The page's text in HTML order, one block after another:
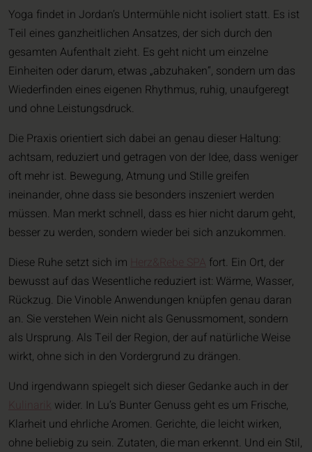
Yoga findet in Jordan’s Untermühle nicht isoliert statt. Es ist
Teil eines ganzheitlichen Ansatzes, der sich durch den
gesamten Aufenthalt zieht. Es geht nicht um einzelne
Einheiten oder darum, etwas „abzuhaken“, sondern um das
Wiederfinden eines eigenen Rhythmus, ruhig, unaufgeregt
und ohne Leistungsdruck.
Die Praxis orientiert sich dabei an genau dieser Haltung:
achtsam, reduziert und getragen von der Idee, dass weniger
oft mehr ist. Bewegung, Atmung und Stille greifen
ineinander, ohne dass sie besonders inszeniert werden
müssen. Man merkt schnell, dass es hier nicht darum geht,
besser zu werden, sondern wieder bei sich anzukommen.
Diese Ruhe setzt sich im
fort. Ein Ort, der
bewusst auf das Wesentliche reduziert ist: Wärme, Wasser,
Rückzug. Die Vinoble Anwendungen knüpfen genau daran
an. Sie verstehen Wein nicht als Genussmoment, sondern
als Ursprung. Als Teil der Region, der auf natürliche Weise
wirkt, ohne sich in den Vordergrund zu drängen.
Und irgendwann spiegelt sich dieser Gedanke auch in der
wider. In Lu’s Bunter Genuss geht es um Frische,
Klarheit und ehrliche Aromen. Gerichte, die leicht wirken,
ohne beliebig zu sein. Zutaten, die man erkennt. Und ein Stil,